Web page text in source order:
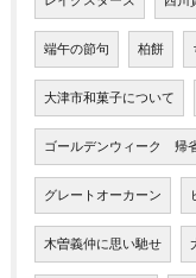
端午の節句 柏餅
大津市和菓子について
ゴールデンウィーク 帰
グレートオーカーン
木曽義仲に思い馳せ